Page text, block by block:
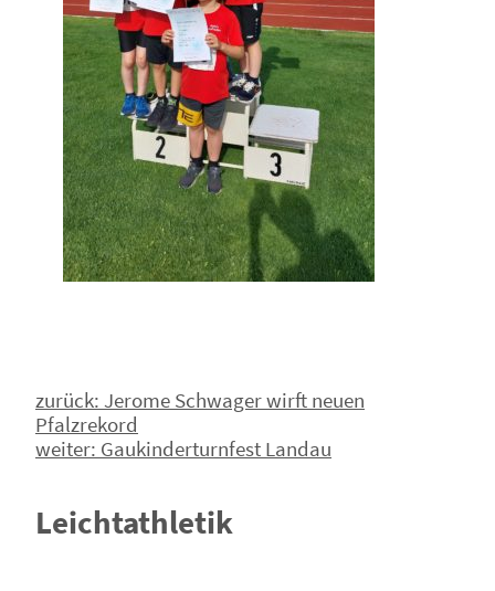
Beitragsnavigation
zurück: Jerome Schwager wirft neuen
Pfalzrekord
weiter: Gaukinderturnfest Landau
Leichtathletik